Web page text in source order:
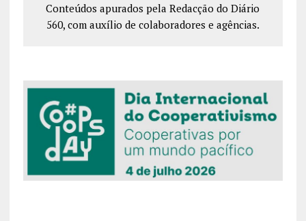
Conteúdos apurados pela Redacção do Diário
560, com auxílio de colaboradores e agências.